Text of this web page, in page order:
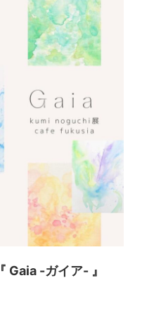
『 Gaia -ガイア- 』